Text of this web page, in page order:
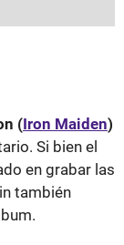
(Iron Maiden)
Si bien el
en grabar las
también